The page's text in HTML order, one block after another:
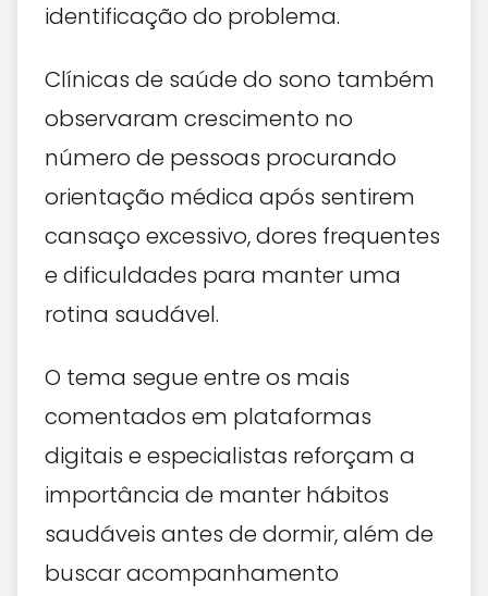
identificação do problema.
Clínicas de saúde do sono também
observaram crescimento no
número de pessoas procurando
orientação médica após sentirem
cansaço excessivo, dores frequentes
e dificuldades para manter uma
rotina saudável.
O tema segue entre os mais
comentados em plataformas
digitais e especialistas reforçam a
importância de manter hábitos
saudáveis antes de dormir, além de
buscar acompanhamento